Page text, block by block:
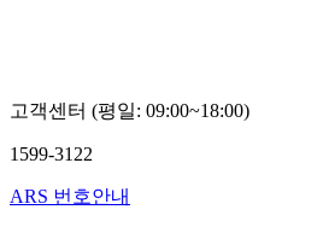
고객센터 (평일: 09:00~18:00)
1599-3122
ARS 번호안내